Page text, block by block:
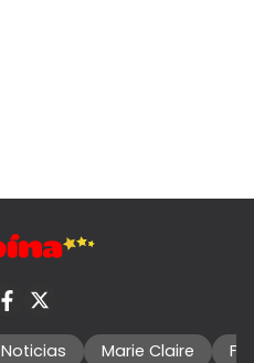
Noticias Marie Claire